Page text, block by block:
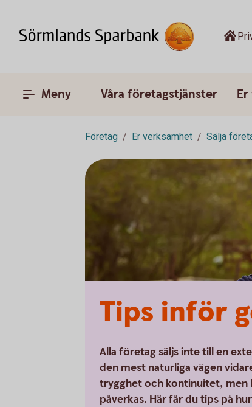
Meny Våra företagstjänster
Företag Er verksamhet Sälja
Tips inför
Alla företag säljs inte till en
den mest naturliga vägen
trygghet och kontinuitet, men
påverkas. Här får du tips på